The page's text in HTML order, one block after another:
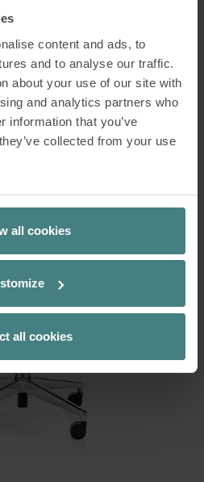
content and ads, to
and to analyse our traffic.
about your use of our site with
and analytics partners who
information that you’ve
collected from your use
all cookies
all cookies